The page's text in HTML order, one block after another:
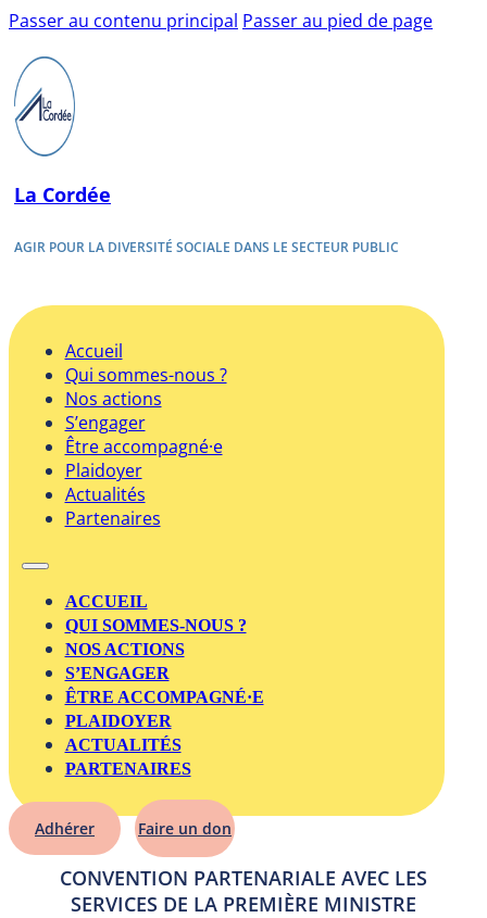
Passer au contenu principal Passer au pied de page
La Cordée
AGIR POUR LA DIVERSITÉ SOCIALE DANS LE SECTEUR PUBLIC
Accueil
Qui sommes-nous ?
Nos actions
S’engager
Être accompagné·e
Plaidoyer
Actualités
Partenaires
ACCUEIL
QUI SOMMES-NOUS ?
NOS ACTIONS
S’ENGAGER
ÊTRE ACCOMPAGNÉ·E
PLAIDOYER
ACTUALITÉS
PARTENAIRES
Adhérer Faire un don
CONVENTION PARTENARIALE AVEC LES
SERVICES DE LA PREMIÈRE MINISTRE